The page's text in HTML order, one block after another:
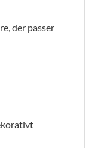
der passer